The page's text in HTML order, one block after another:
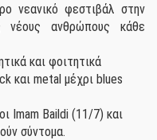
νεανικό φεστιβάλ στην
νέους ανθρώπους κάθε
και φοιτητικά
και metal μέχρι blues
Imam Baildi (11/7) και
σύντομα.